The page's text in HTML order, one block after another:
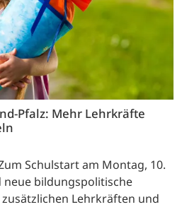
Pfalz: Mehr Lehrkräfte
Schulstart am Montag, 10.
neue bildungspolitische
Lehrkräften und